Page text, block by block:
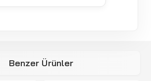
Benzer Ürünler